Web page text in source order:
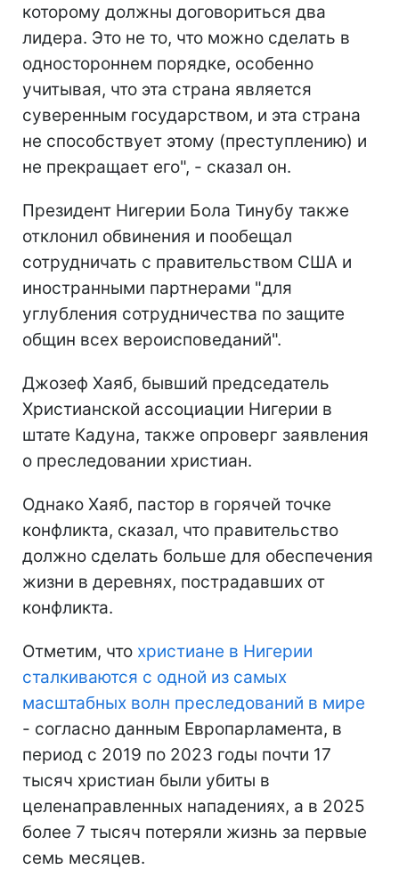
которому должны договориться два
лидера. Это не то, что можно сделать в
одностороннем порядке, особенно
учитывая, что эта страна является
суверенным государством, и эта страна
не способствует этому (преступлению) и
не прекращает его", - сказал он.
Президент Нигерии Бола Тинубу также
отклонил обвинения и пообещал
сотрудничать с правительством США и
иностранными партнерами "для
углубления сотрудничества по защите
общин всех вероисповеданий".
Джозеф Хаяб, бывший председатель
Христианской ассоциации Нигерии в
штате Кадуна, также опроверг заявления
о преследовании христиан.
Однако Хаяб, пастор в горячей точке
конфликта, сказал, что правительство
должно сделать больше для обеспечения
жизни в деревнях, пострадавших от
конфликта.
Отметим, что христиане в Нигерии
сталкиваются с одной из самых
масштабных волн преследований в мире
- согласно данным Европарламента, в
период с 2019 по 2023 годы почти 17
тысяч христиан были убиты в
целенаправленных нападениях, а в 2025
более 7 тысяч потеряли жизнь за первые
семь месяцев.